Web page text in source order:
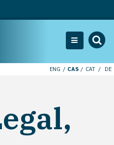
ENG CAS CAT DE